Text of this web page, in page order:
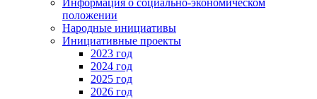
положении
Народные инициативы
Инициативные проекты
2023 год
2024 год
2025 год
2026 год